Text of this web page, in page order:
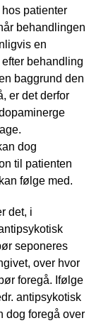
patienter
behandlingen
en
behandling
baggrund den
er det derfor
dog
til patienten
følge med.
det, i
seponeres
over hvor
foregå. Ifølge
antipsykotisk
dog foregå over